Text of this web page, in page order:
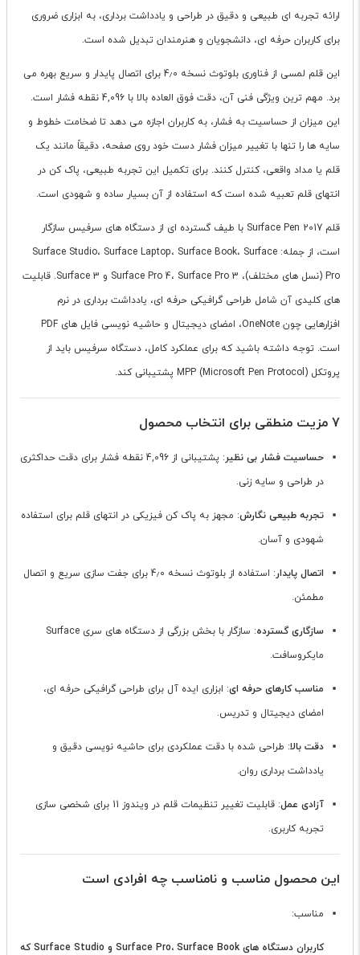
ارائه تجربه ای طبیعی و دقیق در طراحی و یادداشت برداری، به ابزاری ضروری
برای کاربران حرفه ای، دانشجویان و هنرمندان تبدیل شده است.
این قلم لمسی از فناوری بلوتوث نسخه 4٫0 برای اتصال پایدار و سریع بهره می
برد. مهم ترین ویژگی فنی آن، دقت فوق العاده بالا با 4,096 نقطه فشار است.
این میزان از حساسیت به فشار، به کاربران اجازه می دهد تا ضخامت خطوط و
سایه ها را تنها با تغییر میزان فشار دست خود روی صفحه، دقیقاً مانند یک
قلم یا مداد واقعی، کنترل کنند. برای تکمیل این تجربه طبیعی، پاک کن در
انتهای قلم تعبیه شده است که استفاده از آن بسیار ساده و شهودی است.
قلم Surface Pen 2017 با طیف گسترده ای از دستگاه های سرفیس سازگار
است، از جمله: Surface Studio، Surface Laptop، Surface Book، Surface
Pro (نسل های مختلف)، Surface Pro 4، Surface Pro 3 و Surface 3. قابلیت
های کلیدی آن شامل طراحی گرافیکی حرفه ای، یادداشت برداری در نرم
افزارهایی چون OneNote، امضای دیجیتال و حاشیه نویسی فایل های PDF
است. توجه داشته باشید که برای عملکرد کامل، دستگاه سرفیس باید از
پروتکل MPP (Microsoft Pen Protocol) پشتیبانی کند.
7 مزیت منطقی برای انتخاب محصول
حساسیت فشار بی نظیر
: پشتیبانی از 4,096 نقطه فشار برای دقت حداکثری
در طراحی و سایه زنی.
تجربه طبیعی نگارش: مجهز به پاک کن فیزیکی در انتهای قلم برای استفاده
شهودی و آسان.
اتصال پایدار
: استفاده از بلوتوث نسخه 4٫0 برای جفت سازی سریع و اتصال
مطمئن.
سازگاری گسترده
: سازگار با بخش بزرگی از دستگاه های سری Surface
مایکروسافت.
مناسب کارهای حرفه ای: ابزاری ایده آل برای طراحی گرافیکی حرفه ای،
امضای دیجیتال و تدریس.
دقت بالا: طراحی شده با دقت عملکردی برای حاشیه نویسی دقیق و
یادداشت برداری روان.
آزادی عمل
: قابلیت تغییر تنظیمات قلم در ویندوز 11 برای شخصی سازی
تجربه کاربری.
این محصول مناسب و نامناسب چه افرادی است
مناسب:
کاربران دستگاه های Surface Pro، Surface Book و Surface Studio که